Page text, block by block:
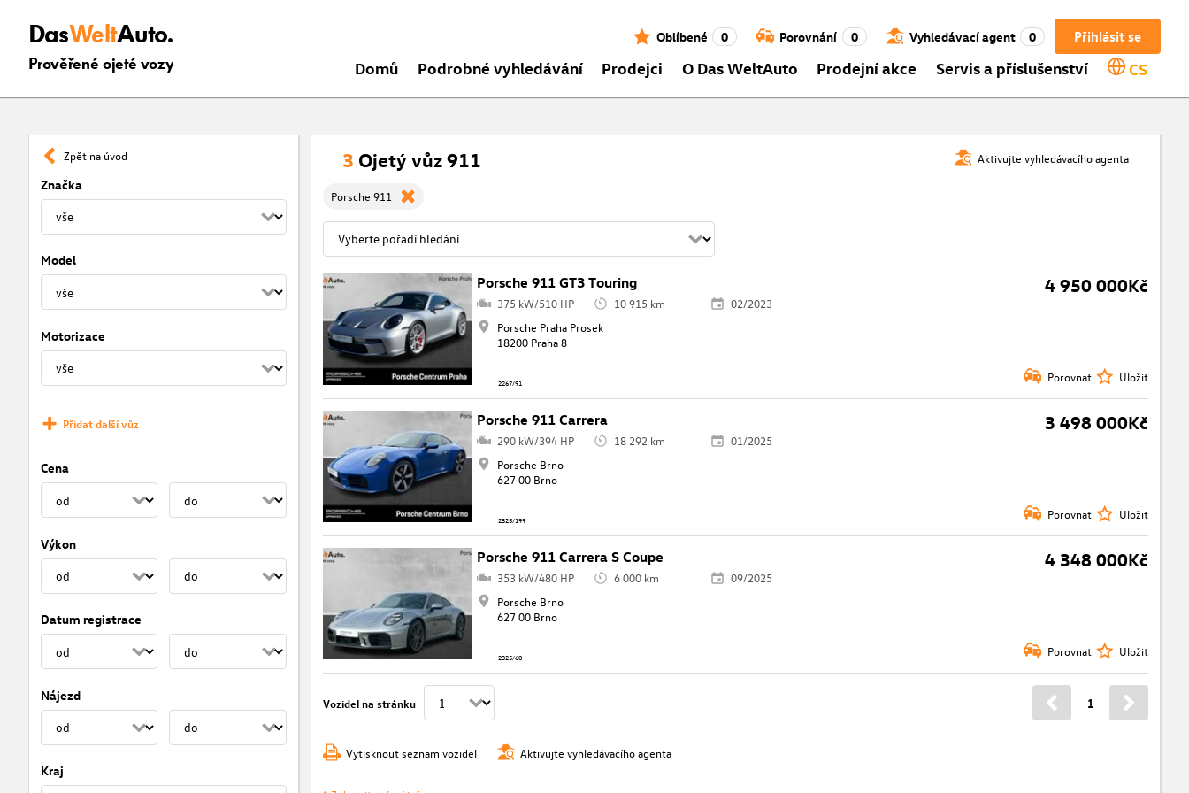
DasWeltAuto.
Prověřené ojeté vozy
Přihlásit se
Oblíbené 0 Porovnání 0 Vyhledávací agent 0
Domů Podrobné vyhledávání Prodejci O Das WeltAuto Prodejní akce Servis a příslušenství CS
Zpět na úvod
Značka
Model
Motorizace
Přidat další vůz
Cena
Výkon
Datum registrace
Nájezd
Kraj
Aktivujte vyhledávacího agenta
3 Ojetý vůz 911
Porsche 911
Porsche 911 GT3 Touring 4 950 000Kč
375 kW/510 HP 10 915 km
02/2023
Porsche Praha Prosek
18200 Praha 8
2267/91 Porovnat Uložit
Porsche 911 Carrera 3 498 000Kč
290 kW/394 HP 18 292 km
01/2025
Porsche Brno
627 00 Brno
2325/199 Porovnat Uložit
Porsche 911 Carrera S Coupe 4 348 000Kč
353 kW/480 HP 6 000 km
09/2025
Porsche Brno
627 00 Brno
2325/60 Porovnat Uložit
Vozidel na stránku 1
Vytisknout seznam vozidel Aktivujte vyhledávacího agenta